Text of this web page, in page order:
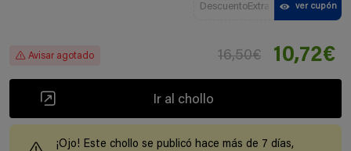
DescuentoExtra ver cupón
Avisar agotado 16,50€ 10,72€
Ir al chollo
¡Ojo! Este chollo se publicó hace más de 7 días,